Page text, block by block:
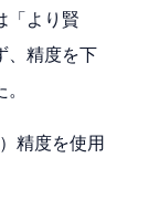
「より賢
、精度を下
精度を使用